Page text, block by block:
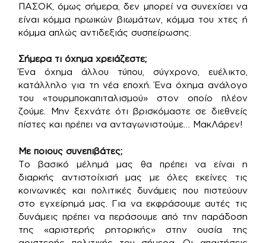
ΠΑΣΟΚ, όμως σήμερα, δεν μπορεί να συνεχίσει να
είναι κόμμα ηρωικών βιωμάτων, κόμμα του χτες ή
κόμμα απλώς αντιδεξιάς συσπείρωσης.
Σήμερα τι όχημα χρειάζεστε;
Ένα όχημα άλλου τύπου, σύγχρονο, ευέλικτο,
κατάλληλο για τη νέα εποχή. Ένα όχημα ανάλογο
του «τουρμποκαπιταλισμού» στον οποίο πλέον
ζούμε. Μην ξεχνάτε ότι βρισκόμαστε σε διεθνείς
πίστες και πρέπει να ανταγωνιστούμε… ΜακΛάρεν!
Με ποιους συνεπιβάτες;
Το βασικό μέλημά μας θα πρέπει να είναι η
διαρκής αντιστοίχισή μας με όλες εκείνες τις
κοινωνικές και πολιτικές δυνάμεις που πιστεύουν
στο εγχείρημά μας. Για να εκφράσουμε αυτές τις
δυνάμεις πρέπει να περάσουμε από την παράδοση
της «αριστερής ρητορικής» στην ουσία της